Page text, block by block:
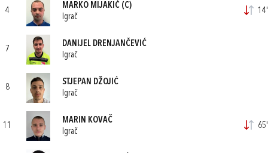
4
MARKO MIJAKIĆ (C)
Igrač
14'
7
DANIJEL DRENJANČEVIĆ
Igrač
8
STJEPAN DŽOJIĆ
Igrač
11
MARIN KOVAČ
Igrač
65'